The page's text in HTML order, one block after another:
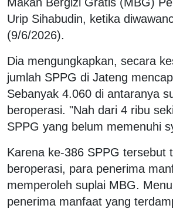
Urip Sihabudin, ketika
(9/6/2026).
Dia mengungkapkan, secara
jumlah SPPG di Jateng
Sebanyak 4.060 di antaranya
beroperasi. "Nah dari 4 ribu
SPPG yang belum memenuhi
Karena ke-386 SPPG tersebut
beroperasi, para penerima
memperoleh suplai MBG.
penerima manfaat yang